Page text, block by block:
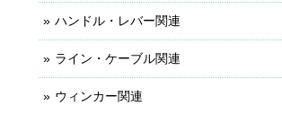
ハンドル・レバー関連
ライン・ケーブル関連
ウィンカー関連